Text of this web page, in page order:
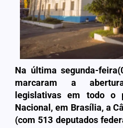
Na última segunda-
marcaram a
legislativas em todo o
Nacional, em Brasília, a
(com 513 deputados